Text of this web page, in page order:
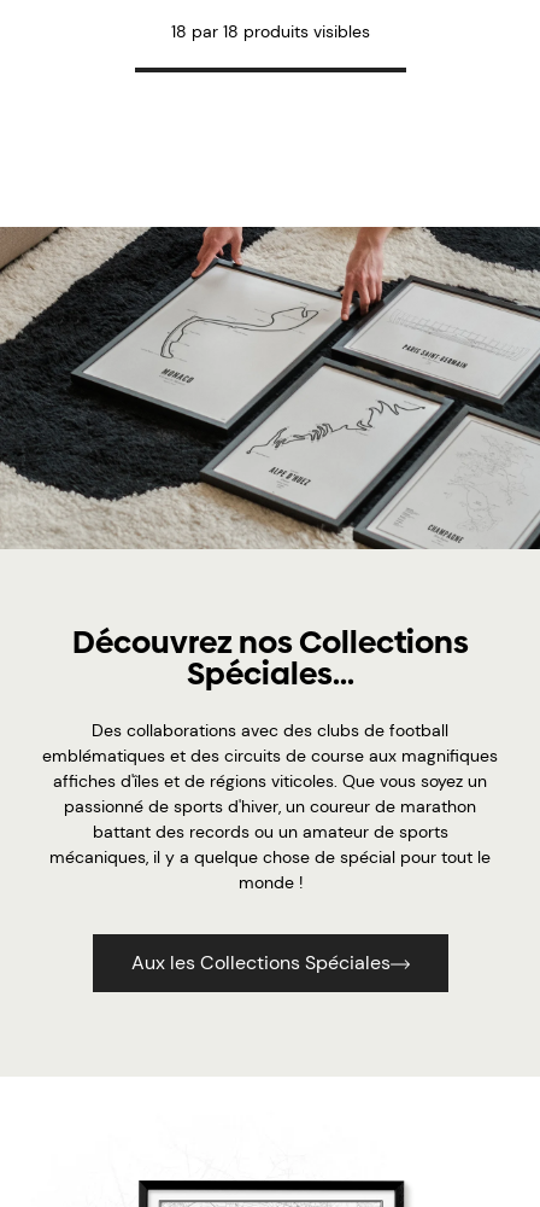
18 par 18 produits visibles
Découvrez nos Collections
Spéciales...
Des collaborations avec des clubs de football
emblématiques et des circuits de course aux magnifiques
affiches d'îles et de régions viticoles. Que vous soyez un
passionné de sports d'hiver, un coureur de marathon
battant des records ou un amateur de sports
mécaniques, il y a quelque chose de spécial pour tout le
monde !
Aux les Collections Spéciales